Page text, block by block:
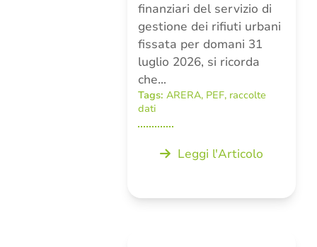
finanziari del servizio di
gestione dei rifiuti urbani
fissata per domani 31
luglio 2026, si ricorda
che…
Tags: ARERA, PEF, raccolte
dati
Leggi l'Articolo